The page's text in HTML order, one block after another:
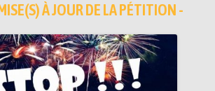
À JOUR DE LA PÉTITION -